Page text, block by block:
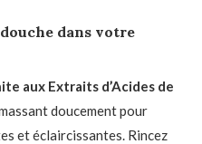
dans votre
aux Extraits d’Acides de
doucement pour
et éclaircissantes. Rincez